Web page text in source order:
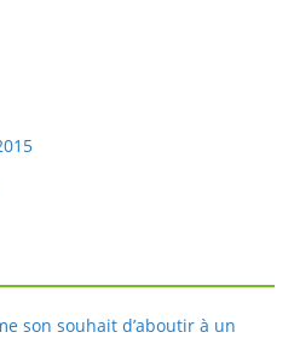
son souhait d’aboutir à un